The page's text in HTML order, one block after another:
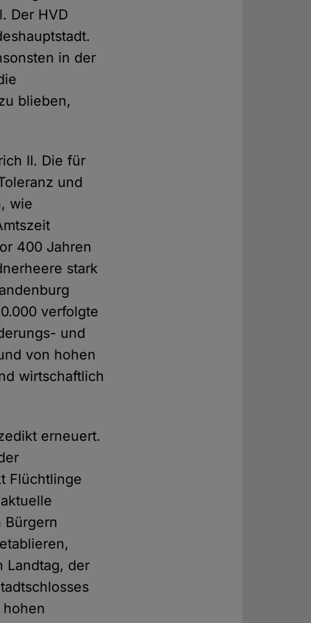
Der HVD
in der
blieben,
II. Die für
und
wie
400 Jahren
stark
verfolgte
und
von hohen
wirtschaftlich
erneuert.
Flüchtlinge
Bürgern
Landtag, der